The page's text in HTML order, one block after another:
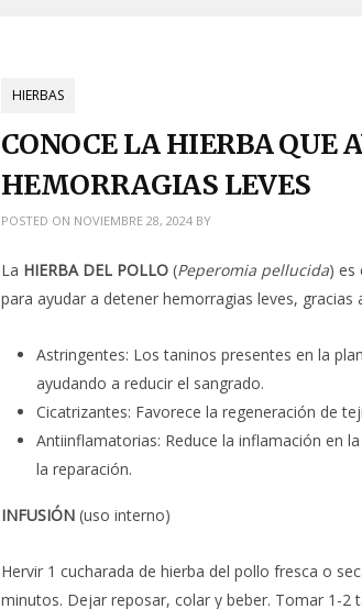
HIERBAS
CONOCE LA HIERBA QUE
HEMORRAGIAS LEVES
POSTED ON NOVIEMBRE 28, 2024 BY
La HIERBA DEL POLLO (Peperomia pellucida) es
para ayudar a detener hemorragias leves, gracias
Astringentes: Los taninos presentes en la
ayudando a reducir el sangrado.
Cicatrizantes: Favorece la regeneración de
Antiinflamatorias: Reduce la inflamación en
la reparación.
INFUSIÓN (uso interno)
Hervir 1 cucharada de hierba del pollo fresca o
minutos. Dejar reposar, colar y beber. Tomar 1-2